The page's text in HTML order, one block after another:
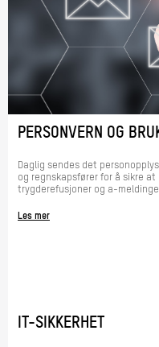
PERSONVERN OG
Daglig sendes det
og regnskapsfører for å sikre
trygderefusjoner og a-
Les mer
IT-SIKKERHET